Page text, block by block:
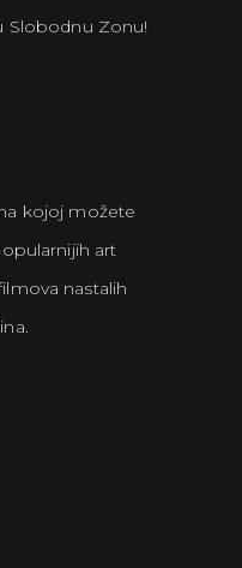
Slobodnu Zonu!
kojoj možete
art
nastalih